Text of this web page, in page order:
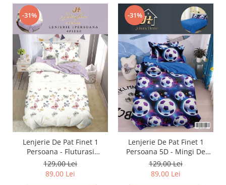
-31%
Lenjerie De Pat Finet 1
Persoana - Fluturasi
Multicolori
129,00 Lei
89,00 Lei
-31%
Lenjerie De Pat Finet 1
Persoana 5D - Mingi De
Fotbal In Galaxie
129,00 Lei
89,00 Lei